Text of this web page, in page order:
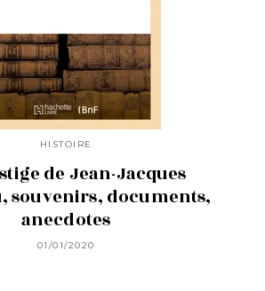
HISTOIRE
de Jean-Jacques
souvenirs, documents,
anecdotes
01/01/2020